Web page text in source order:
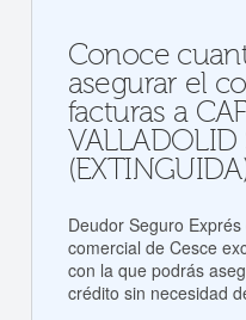
Conoce
asegurar el
facturas a
VALLADOLID
Deudor Seguro
comercial de Cesce
con la que podrás
crédito sin necesidad